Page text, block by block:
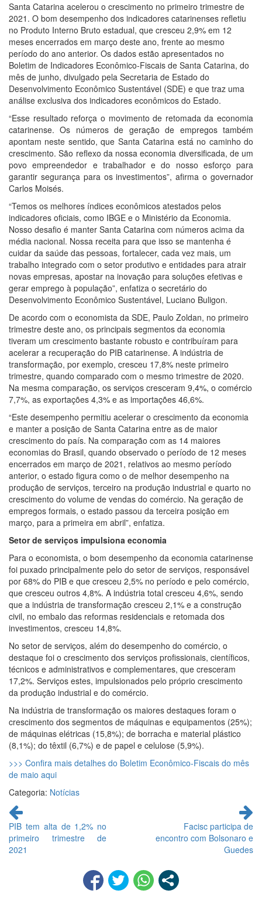
Santa Catarina acelerou o crescimento no primeiro trimestre de
2021. O bom desempenho dos indicadores catarinenses refletiu
no Produto Interno Bruto estadual, que cresceu 2,9% em 12
meses encerrados em março deste ano, frente ao mesmo
período do ano anterior. Os dados estão apresentados no
Boletim de Indicadores Econômico-Fiscais de Santa Catarina, do
mês de junho, divulgado pela Secretaria de Estado do
Desenvolvimento Econômico Sustentável (SDE) e que traz uma
análise exclusiva dos indicadores econômicos do Estado.
“Esse resultado reforça o movimento de retomada da economia
catarinense. Os números de geração de empregos também
apontam neste sentido, que Santa Catarina está no caminho do
crescimento. São reflexo da nossa economia diversificada, de um
povo empreendedor e trabalhador e do nosso esforço para
garantir segurança para os investimentos”, afirma o governador
Carlos Moisés.
“Temos os melhores índices econômicos atestados pelos
indicadores oficiais, como IBGE e o Ministério da Economia.
Nosso desafio é manter Santa Catarina com números acima da
média nacional. Nossa receita para que isso se mantenha é
cuidar da saúde das pessoas, fortalecer, cada vez mais, um
trabalho integrado com o setor produtivo e entidades para atrair
novas empresas, apostar na inovação para soluções efetivas e
gerar emprego à população”, enfatiza o secretário do
Desenvolvimento Econômico Sustentável, Luciano Buligon.
De acordo com o economista da SDE, Paulo Zoldan, no primeiro
trimestre deste ano, os principais segmentos da economia
tiveram um crescimento bastante robusto e contribuíram para
acelerar a recuperação do PIB catarinense. A indústria de
transformação, por exemplo, cresceu 17,8% neste primeiro
trimestre, quando comparado com o mesmo trimestre de 2020.
Na mesma comparação, os serviços cresceram 9,4%, o comércio
7,7%, as exportações 4,3% e as importações 46,6%.
“Este desempenho permitiu acelerar o crescimento da economia
e manter a posição de Santa Catarina entre as de maior
crescimento do país. Na comparação com as 14 maiores
economias do Brasil, quando observado o período de 12 meses
encerrados em março de 2021, relativos ao mesmo período
anterior, o estado figura como o de melhor desempenho na
produção de serviços, terceiro na produção industrial e quarto no
crescimento do volume de vendas do comércio. Na geração de
empregos formais, o estado passou da terceira posição em
março, para a primeira em abril”, enfatiza.
Setor de serviços impulsiona economia
Para o economista, o bom desempenho da economia catarinense
foi puxado principalmente pelo do setor de serviços, responsável
por 68% do PIB e que cresceu 2,5% no período e pelo comércio,
que cresceu outros 4,8%. A indústria total cresceu 4,6%, sendo
que a indústria de transformação cresceu 2,1% e a construção
civil, no embalo das reformas residenciais e retomada dos
investimentos, cresceu 14,8%.
No setor de serviços, além do desempenho do comércio, o
destaque foi o crescimento dos serviços profissionais, científicos,
técnicos e administrativos e complementares, que cresceram
17,2%. Serviços estes, impulsionados pelo próprio crescimento
da produção industrial e do comércio.
Na indústria de transformação os maiores destaques foram o
crescimento dos segmentos de máquinas e equipamentos (25%);
de máquinas elétricas (15,8%); de borracha e material plástico
(8,1%); do têxtil (6,7%) e de papel e celulose (5,9%).
>>> Confira mais detalhes do Boletim Econômico-Fiscais do mês
de maio aqui
Categoria: Notícias
Continue
lendo
PIB tem alta de 1,2% no
primeiro trimestre de
2021
Facisc participa de
encontro com Bolsonaro e
Guedes